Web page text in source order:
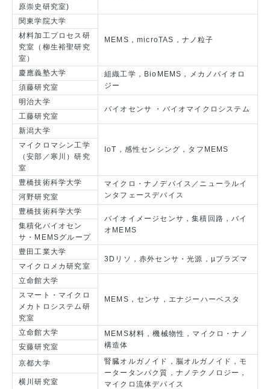
原崇史研究室)
関東学院大学
MEMS，microTAS，ナノ粒子
材料加工プロセス研
究室（柳生裕聖研究
室）
慶應義塾大学
組織工学，BioMEMS，メカノバイオロ
ジー
須藤研究室
明治大学
バイオセンサ ・バイオマイクロシステム
工藤研究室
新潟大学
IoT，感性センシング，タフMEMS
マイクロマシン工学
（安部／寒川）研究
室
豊橋技術科学大学
マイクロ・ナノデバイス／ニューラルイ
ンタフェースデバイス
河野研究室
豊橋技術科学大学
バイオイメージセンサ，集積回路，バイ
オMEMS
集積化バイオセン
サ・MEMSグループ
豊田工業大学
3Dリソ，赤外センサ・光源，µプラズマ
マイクロメカ研究室
立命館大学
MEMS，センサ，エナジーハーベスタ
スマート・マイクロ
メカトロシステム研
究室
立命館大学
MEMS材料，機械物性，マイクロ・ナノ
構造体
安藤研究室
京都大学
腎臓オルガノイド，脳オルガノイド，モ
ータータンパク質，ナノテクノロジー，
マイクロ流体デバイス
横川研究室